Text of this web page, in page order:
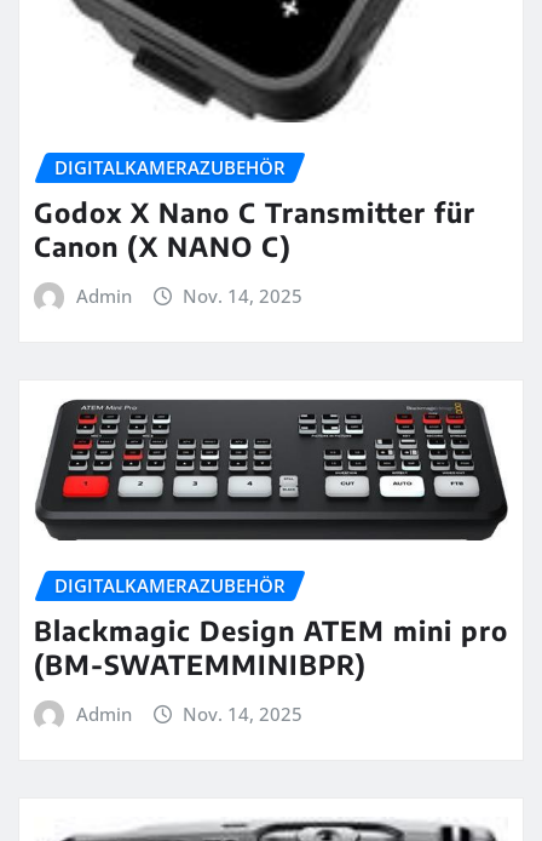
DIGITALKAMERAZUBEHÖR
Godox X Nano C Transmitter für
Canon (X NANO C)
Admin Nov. 14, 2025
DIGITALKAMERAZUBEHÖR
Blackmagic Design ATEM mini pro
(BM-SWATEMMINIBPR)
Admin Nov. 14, 2025